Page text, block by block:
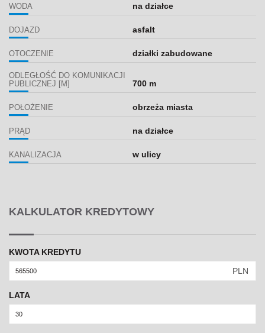
WODA na działce
DOJAZD asfalt
OTOCZENIE działki zabudowane
ODLEGŁOŚĆ DO KOMUNIKACJI
PUBLICZNEJ [M]
700 m
POŁOŻENIE obrzeża miasta
PRĄD na działce
KANALIZACJA w ulicy
KALKULATOR KREDYTOWY
KWOTA KREDYTU
PLN
LATA